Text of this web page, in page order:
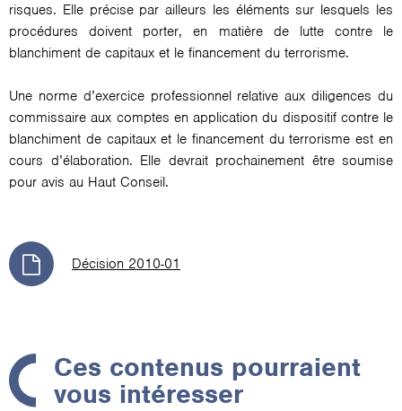
risques. Elle précise par ailleurs les éléments sur lesquels les
procédures doivent porter, en matière de lutte contre le
blanchiment de capitaux et le financement du terrorisme.
Une norme d’exercice professionnel relative aux diligences du
commissaire aux comptes en application du dispositif contre le
blanchiment de capitaux et le financement du terrorisme est en
cours d’élaboration. Elle devrait prochainement être soumise
pour avis au Haut Conseil.
Décision 2010-01
Ces contenus pourraient
vous intéresser